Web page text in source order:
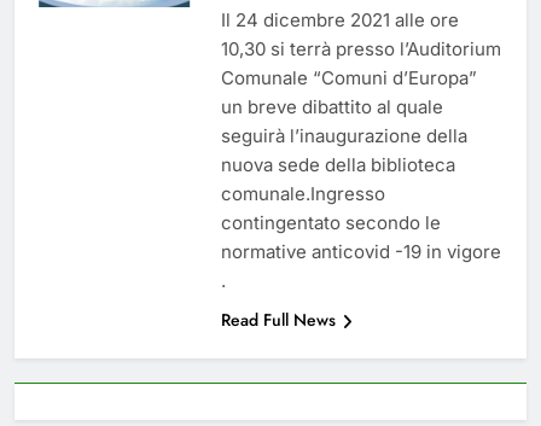
Postamat chiuso di notte a
Savignano: misura anti-rapina
fino alle 8:30
11 Mesi Ago
💡 Savignano 4.0 si rinnova: scopri
la nuova grafica del blog dedicato
al futuro del nostro paese
1 Anno Ago
🌤️ Nuova Webcam Live per il
Meteo a Savignano Irpino!
2 Anni Ago
Test IT-alert l’11 ottobre:
Savignano
2 Anni Ago
Il 24 dicembre 2021 alle ore
10,30 si terrà presso l’Auditorium
Comunale “Comuni d’Europa”
un breve dibattito al quale
seguirà l’inaugurazione della
nuova sede della biblioteca
comunale.Ingresso
contingentato secondo le
normative anticovid -19 in vigore
.
Read Full News